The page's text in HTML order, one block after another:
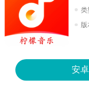
类
安